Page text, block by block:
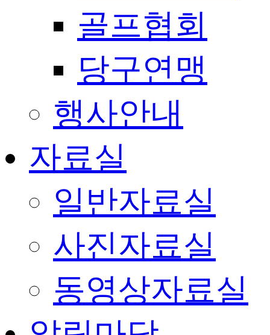
골프협회
당구연맹
행사안내
자료실
일반자료실
사진자료실
동영상자료실